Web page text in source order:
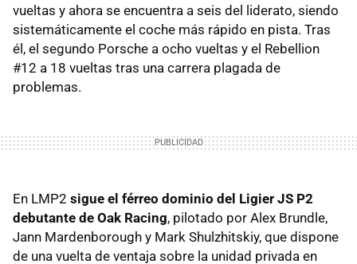
vueltas y ahora se encuentra a seis del liderato, siendo
sistemáticamente el coche más rápido en pista. Tras
él, el segundo Porsche a ocho vueltas y el Rebellion
#12 a 18 vueltas tras una carrera plagada de
problemas.
En LMP2 sigue el férreo dominio del Ligier JS P2
debutante de Oak Racing, pilotado por Alex Brundle,
Jann Mardenborough y Mark Shulzhitskiy, que dispone
de una vuelta de ventaja sobre la unidad privada en